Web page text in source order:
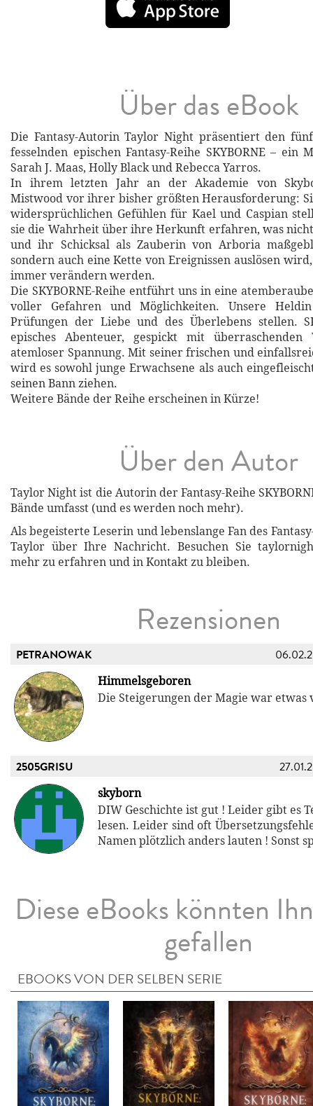
Über das eBook
Die Fantasy-Autorin Taylor Night präsentiert den
fesselnden epischen Fantasy-Reihe SKYBORNE – ein
Sarah J. Maas, Holly Black und Rebecca Yarros.
In ihrem letzten Jahr an der Akademie von
Mistwood vor ihrer bisher größten Herausforderung:
widersprüchlichen Gefühlen für Kael und Caspian
sie die Wahrheit über ihre Herkunft erfahren, was
und ihr Schicksal als Zauberin von Arboria
sondern auch eine Kette von Ereignissen auslösen
immer verändern werden.
Die SKYBORNE-Reihe entführt uns in eine
voller Gefahren und Möglichkeiten. Unsere
Prüfungen der Liebe und des Überlebens stellen.
episches Abenteuer, gespickt mit überraschenden
atemloser Spannung. Mit seiner frischen und
wird es sowohl junge Erwachsene als auch
seinen Bann ziehen.
Weitere Bände der Reihe erscheinen in Kürze!
Über den Autor
Taylor Night ist die Autorin der Fantasy-Reihe
Bände umfasst (und es werden noch mehr).
Als begeisterte Leserin und lebenslange Fan des
Taylor über Ihre Nachricht. Besuchen Sie
mehr zu erfahren und in Kontakt zu bleiben.
Rezensionen
PETRANOWAK
Himmelsgeboren
Die Steigerungen der Magie war etwas
2505GRISU
skyborn
DIW Geschichte ist gut ! Leider gibt es
lesen. Leider sind oft
Namen plötzlich anders lauten ! Sonst
Diese eBooks könnten
gefallen
EBOOKS VON DER SELBEN SERIE